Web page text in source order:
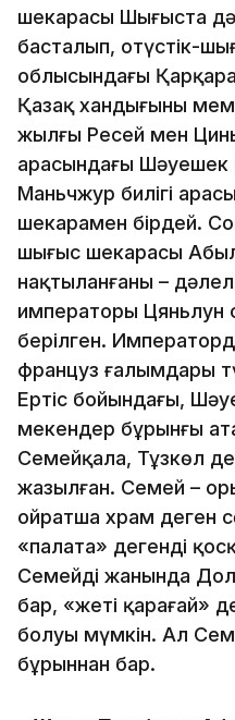
шекарасы Шығыста
басталып, оңтүстік-
облысындағы
Қазақ хандығының
жылғы Ресей мен
арасындағы Шәуешек
Маньчжур билігі
шекарамен бірдей.
шығыс шекарасы
нақтыланғаны –
императоры Цяньлун
берілген.
француз ғалымдары
Ертіс бойындағы,
мекендер бұрынғы
Семейқала, Тұзкөл
жазылған. Семей –
ойратша храм деген
«палата» дегенді
Семейдің жанында
бар, «жеті қарағай»
болуы мүмкін. Ал
бұрыннан бар.